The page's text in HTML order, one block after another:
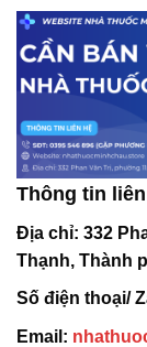
Thông tin
Địa chỉ: 332
Thạnh, Thành
Số điện thoại/
Email: